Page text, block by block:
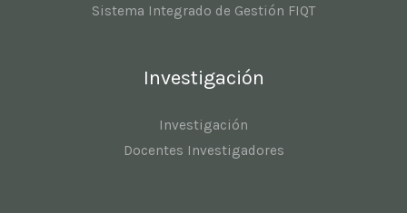
Sistema Integrado de Gestión FIQT
Investigación
Investigación
Docentes Investigadores